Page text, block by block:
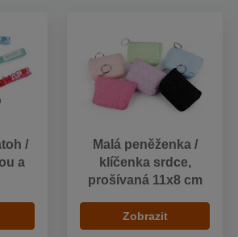
/
a
Malá peněženka /
klíčenka srdce,
prošívaná 11x8 cm
Zobrazit